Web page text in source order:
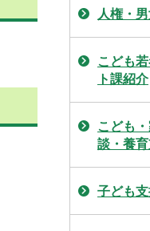
人権・
こども
ト課紹介
こども
談・養
子ども